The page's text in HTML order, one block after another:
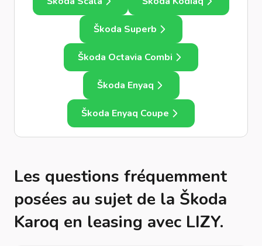
Škoda Superb
Škoda Octavia Combi
Škoda Enyaq
Škoda Enyaq Coupe
Les questions fréquemment
posées au sujet de la Škoda
Karoq en leasing avec LIZY.